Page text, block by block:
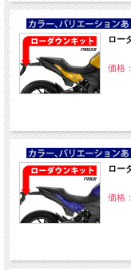
NEW
ロー
価格
NEW
ロー
価格